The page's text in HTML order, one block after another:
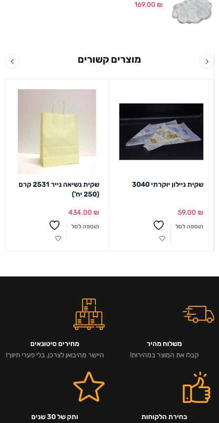
169.00 ₪
מוצרים קשורים
שקית ניילון יוקרתי 3040
59.00 ₪
הוספה לסל
שקית נשיאה נייר 2531 קרם
(250 יח')
434.00 ₪
הוספה לסל
משלוח מהיר
קבלו את המוצר במהירות!
מחירים סיטונאים
היישר מהיבואן לצרכן, בלי פערי תיווך!
בחירת הלקוחות
ותק של 30 שנים